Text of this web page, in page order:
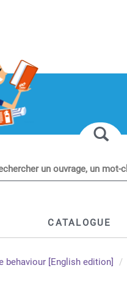
CATALOGUE
behaviour [English edition]